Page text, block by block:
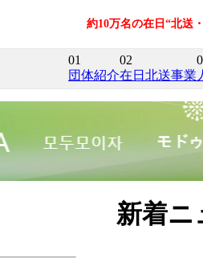
約10万名の在日“北送
01
団体紹介
02
在日北送事業
新着ニ